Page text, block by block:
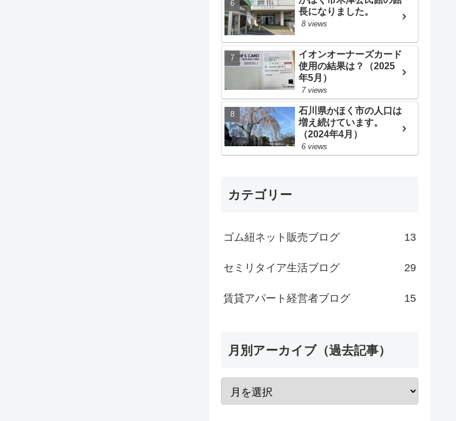
長になりました。
8 views
イオンオーナーズカード
使用の結果は？（2025
年5月）
7 views
石川県かほく市の人口は
増え続けています。
（2024年4月）
6 views
カテゴリー
ゴム紐ネット販売ブログ 13
セミリタイア生活ブログ 29
賃貸アパート経営者ブログ 15
月別アーカイブ（過去記事）